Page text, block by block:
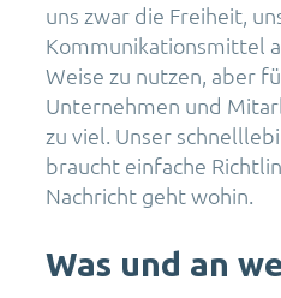
uns zwar die Freiheit,
Kommunikationsmittel
Weise zu nutzen, aber
Unternehmen und
zu viel. Unser
braucht einfache
Nachricht geht wohin.
Was und an